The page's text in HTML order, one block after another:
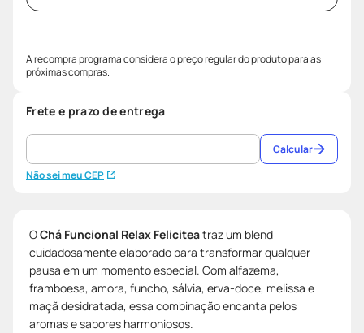
A recompra programa considera o preço regular do produto para as
próximas compras.
Frete e prazo de entrega
Não sei meu CEP
Calcular
OChá Funcional Relax Feliciteatraz um blend
cuidadosamente elaborado para transformar qualquer
pausa em um momento especial. Com alfazema,
framboesa, amora, funcho, sálvia, erva-doce, melissa e
maçã desidratada, essa combinação encanta pelos
aromas e sabores harmoniosos.